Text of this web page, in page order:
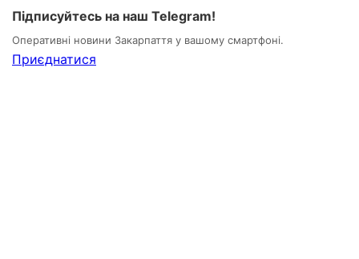
Підписуйтесь на наш Telegram!
Оперативні новини Закарпаття у вашому смартфоні.
Приєднатися